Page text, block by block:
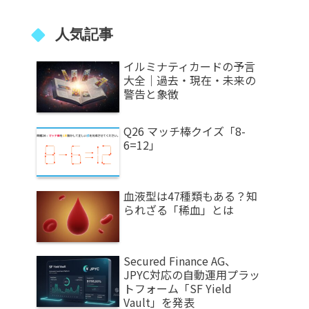
人気記事
イルミナティカードの予言
大全｜過去・現在・未来の
警告と象徴
Q26 マッチ棒クイズ「8-
6=12」
血液型は47種類もある？知
られざる「稀血」とは
Secured Finance AG、
JPYC対応の自動運用プラッ
トフォーム「SF Yield
Vault」を発表